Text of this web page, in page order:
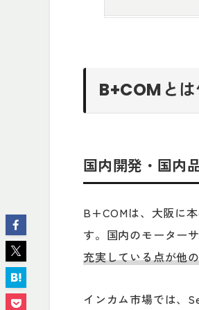
B+COMと
国内開発・国内
B+COMは、大阪に
す。国内のモーター
充実している点が他
インカム市場では、